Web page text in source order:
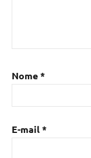
de
com
madeira
mesa
Nome*
E-mail*